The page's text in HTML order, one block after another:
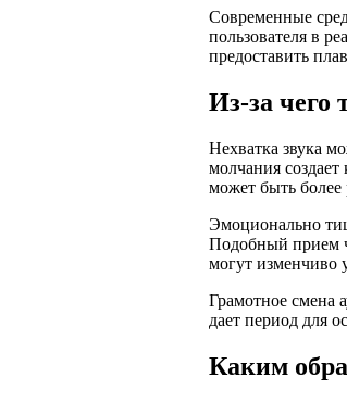
Современные
пользователя в
предоставить
Из-за чего
Нехватка звука
молчания
может быть более
Эмоционально
Подобный прием
могут изменчиво
Грамотное смена
дает период для
Каким